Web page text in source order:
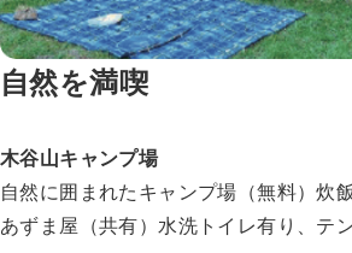
自然を満喫
木谷山キャンプ場
自然に囲まれたキャンプ場（無料）炊
あずま屋（共有）水洗トイレ有り、テ